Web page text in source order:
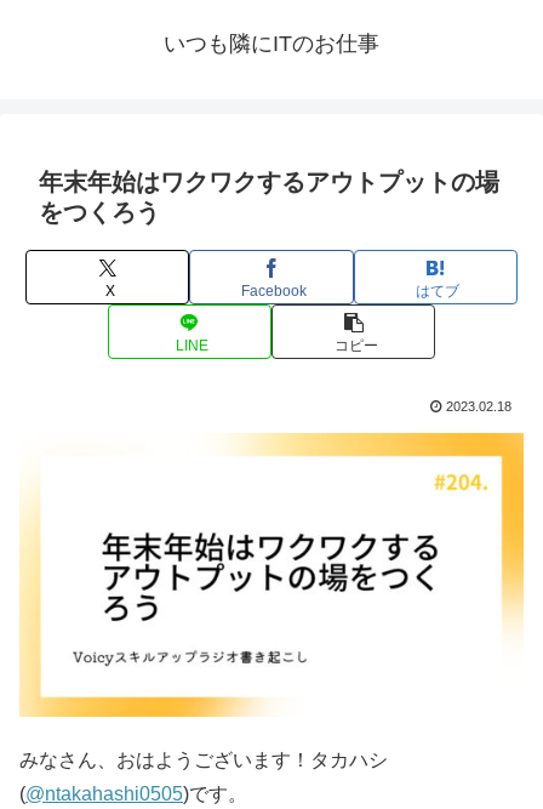
いつも隣にITのお仕事
年末年始はワクワクするアウトプットの場
をつくろう
X Facebook はてブ
LINE コピー
2023.02.18
みなさん、おはようございます！タカハシ
(@ntakahashi0505)です。